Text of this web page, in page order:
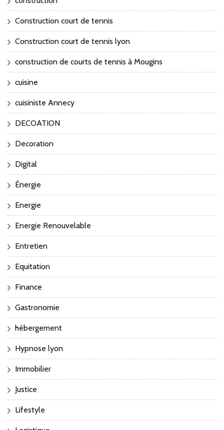
Construction court de tennis
Construction court de tennis lyon
construction de courts de tennis à Mougins
cuisine
cuisiniste Annecy
DECOATION
Decoration
Digital
Énergie
Energie
Energie Renouvelable
Entretien
Equitation
Finance
Gastronomie
hébergement
Hypnose lyon
Immobilier
Justice
Lifestyle